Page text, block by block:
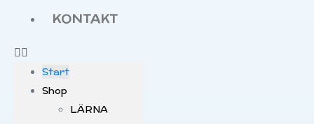
KONTAKT
Start
Shop
LÄRNA